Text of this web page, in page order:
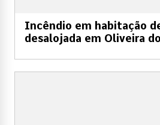
Incêndio em habitação
desalojada em Oliveira